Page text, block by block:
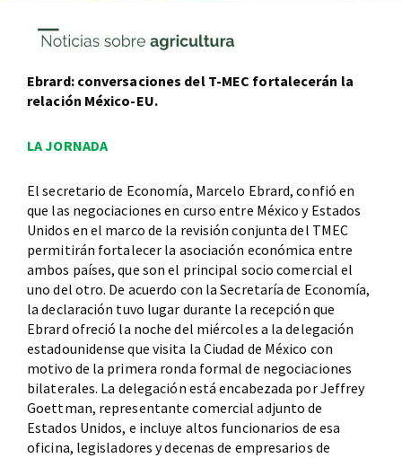
Ebrard: conversaciones del T-MEC fortalecerán la
relación México-EU.
LA JORNADA
El secretario de Economía, Marcelo Ebrard, confió en
que las negociaciones en curso entre México y Estados
Unidos en el marco de la revisión conjunta del TMEC
permitirán fortalecer la asociación económica entre
ambos países, que son el principal socio comercial el
uno del otro. De acuerdo con la Secretaría de Economía,
la declaración tuvo lugar durante la recepción que
Ebrard ofreció la noche del miércoles a la delegación
estadounidense que visita la Ciudad de México con
motivo de la primera ronda formal de negociaciones
bilaterales. La delegación está encabezada por Jeffrey
Goettman, representante comercial adjunto de
Estados Unidos, e incluye altos funcionarios de esa
oficina, legisladores y decenas de empresarios de